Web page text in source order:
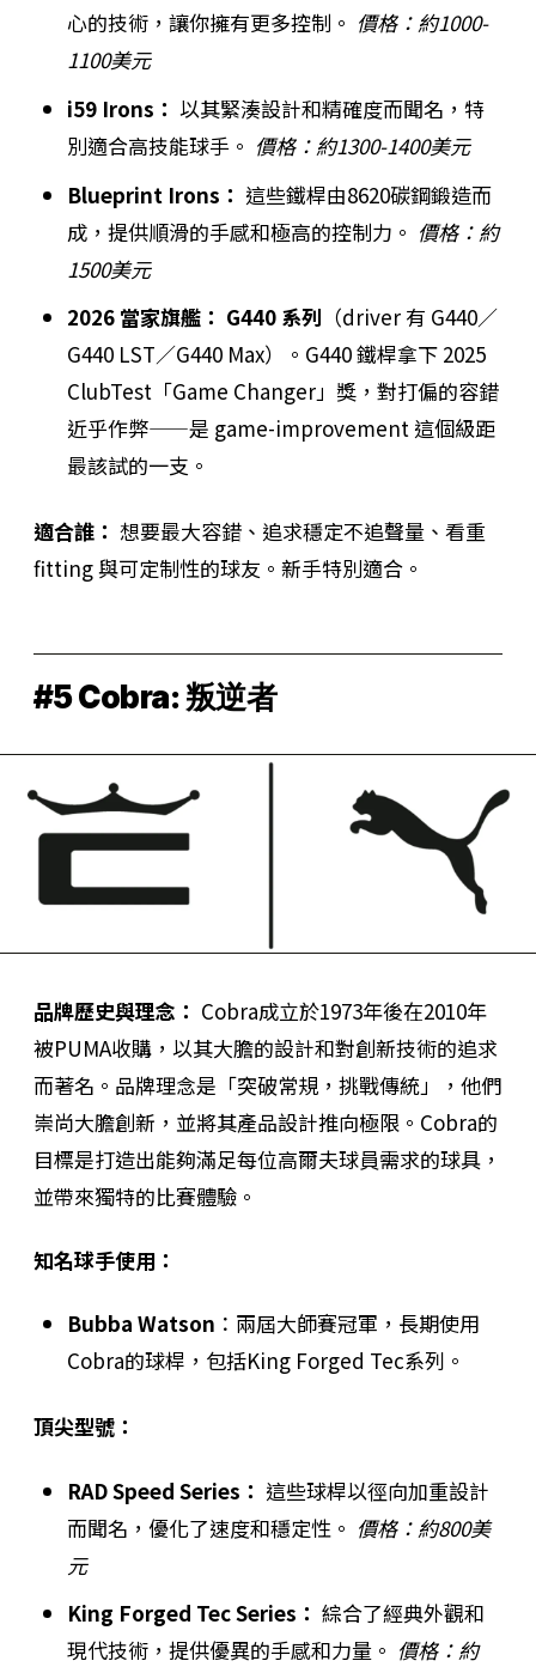
心的技術，讓你擁有更多控制。 價格：約1000-
1100美元
i59 Irons： 以其緊湊設計和精確度而聞名，特
別適合高技能球手。 價格：約1300-1400美元
Blueprint Irons： 這些鐵桿由8620碳鋼鍛造而
成，提供順滑的手感和極高的控制力。 價格：約
1500美元
2026 當家旗艦： G440 系列 （driver 有 G440／
G440 LST／G440 Max）。G440 鐵桿拿下 2025
ClubTest「Game Changer」獎，對打偏的容錯
近乎作弊——是 game-improvement 這個級距
最該試的一支。
適合誰： 想要最大容錯、追求穩定不追聲量、看重
fitting 與可定制性的球友。新手特別適合。
#5 Cobra: 叛逆者
品牌歷史與理念： Cobra成立於1973年後在2010年
被PUMA收購，以其大膽的設計和對創新技術的追求
而著名。品牌理念是「突破常規，挑戰傳統」，他們
崇尚大膽創新，並將其產品設計推向極限。Cobra的
目標是打造出能夠滿足每位高爾夫球員需求的球具，
並帶來獨特的比賽體驗。
知名球手使用：
Bubba Watson ：兩屆大師賽冠軍，長期使用
Cobra的球桿，包括King Forged Tec系列。
頂尖型號：
RAD Speed Series： 這些球桿以徑向加重設計
而聞名，優化了速度和穩定性。 價格：約800美
元
King Forged Tec Series： 綜合了經典外觀和
現代技術，提供優異的手感和力量。 價格：約